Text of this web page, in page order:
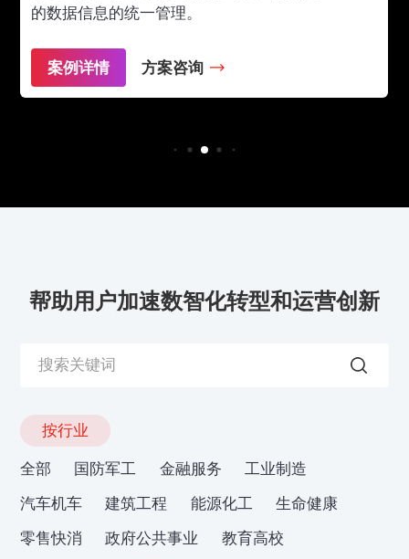
的数据信息的统一管理。
案例详情 方案咨询
帮助用户加速数智化转型和运营创新
按行业
全部 国防军工 金融服务
工业制造
汽车机车
建筑工程 能源化工
生命健康
零售快消
政府公共事业
教育高校